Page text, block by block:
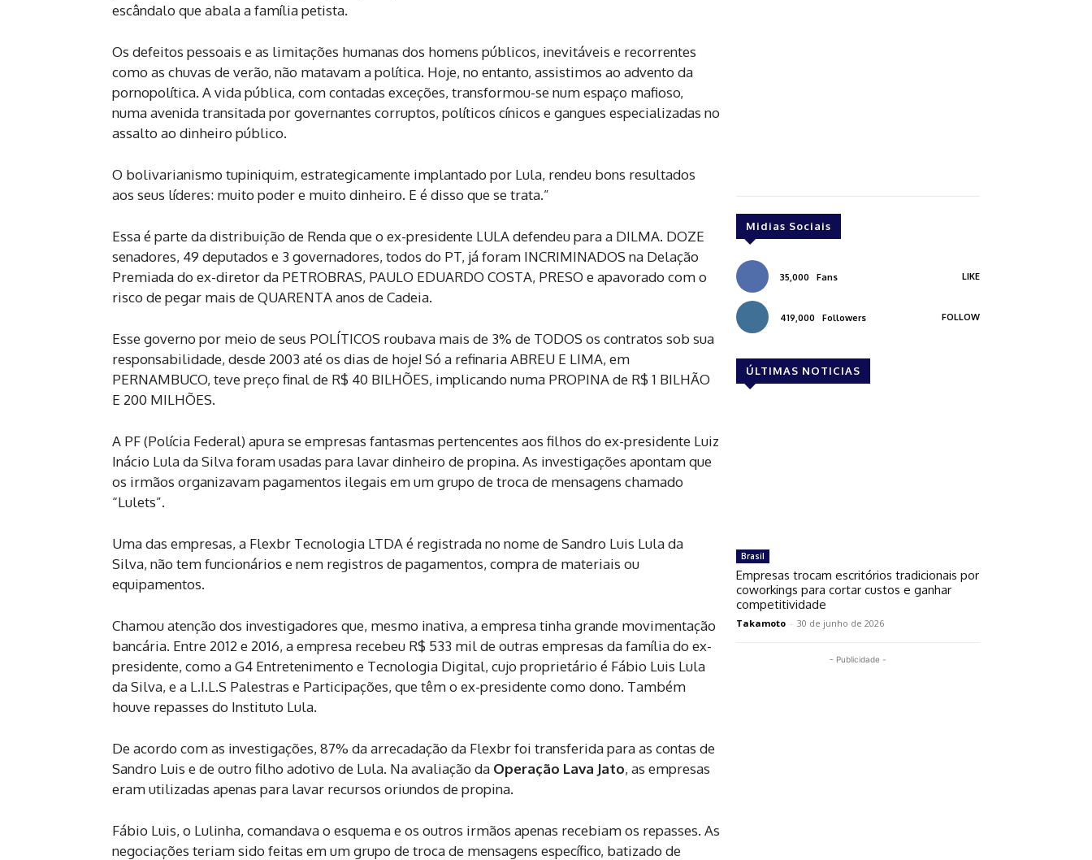
escândalo que abala a família petista.
Os defeitos pessoais e as limitações humanas dos homens públicos, inevitáveis e recorrentes
como as chuvas de verão, não matavam a política. Hoje, no entanto, assistimos ao advento da
pornopolítica. A vida pública, com contadas exceções, transformou-se num espaço mafioso,
numa avenida transitada por governantes corruptos, políticos cínicos e gangues especializadas no
assalto ao dinheiro público.
O bolivarianismo tupiniquim, estrategicamente implantado por Lula, rendeu bons resultados
aos seus líderes: muito poder e muito dinheiro. E é disso que se trata.”
Essa é parte da distribuição de Renda que o ex-presidente LULA defendeu para a DILMA. DOZE
senadores, 49 deputados e 3 governadores, todos do PT, já foram INCRIMINADOS na Delação
Premiada do ex-diretor da PETROBRAS, PAULO EDUARDO COSTA, PRESO e apavorado com o
risco de pegar mais de QUARENTA anos de Cadeia.
Esse governo por meio de seus POLÍTICOS roubava mais de 3% de TODOS os contratos sob sua
responsabilidade, desde 2003 até os dias de hoje! Só a refinaria ABREU E LIMA, em
PERNAMBUCO, teve preço final de R$ 40 BILHÕES, implicando numa PROPINA de R$ 1 BILHÃO
E 200 MILHÕES.
A PF (Polícia Federal) apura se empresas fantasmas pertencentes aos filhos do ex-presidente Luiz
Inácio Lula da Silva foram usadas para lavar dinheiro de propina. As investigações apontam que
os irmãos organizavam pagamentos ilegais em um grupo de troca de mensagens chamado
“Lulets”.
Uma das empresas, a Flexbr Tecnologia LTDA é registrada no nome de Sandro Luis Lula da
Silva, não tem funcionários e nem registros de pagamentos, compra de materiais ou
equipamentos.
Chamou atenção dos investigadores que, mesmo inativa, a empresa tinha grande movimentação
bancária. Entre 2012 e 2016, a empresa recebeu R$ 533 mil de outras empresas da família do ex-
presidente, como a G4 Entretenimento e Tecnologia Digital, cujo proprietário é Fábio Luis Lula
da Silva, e a L.I.L.S Palestras e Participações, que têm o ex-presidente como dono. Também
houve repasses do Instituto Lula.
De acordo com as investigações, 87% da arrecadação da Flexbr foi transferida para as contas de
Sandro Luis e de outro filho adotivo de Lula. Na avaliação da Operação Lava Jato, as empresas
eram utilizadas apenas para lavar recursos oriundos de propina.
Fábio Luis, o Lulinha, comandava o esquema e os outros irmãos apenas recebiam os repasses. As
negociações teriam sido feitas em um grupo de troca de mensagens específico, batizado de
Midias Sociais
35,000 Fans LIKE
419,000 Followers FOLLOW
ÚLTIMAS NOTICIAS
Brasil
Empresas trocam escritórios tradicionais por
coworkings para cortar custos e ganhar
competitividade
Takamoto - 30 de junho de 2026
- Publicidade -